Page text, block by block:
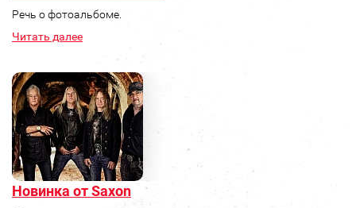
Речь о фотоальбоме.
Читать далее
Новинка от Saxon